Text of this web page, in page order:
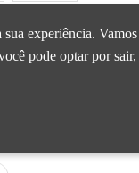
experiência. Vamos
pode optar por sair,